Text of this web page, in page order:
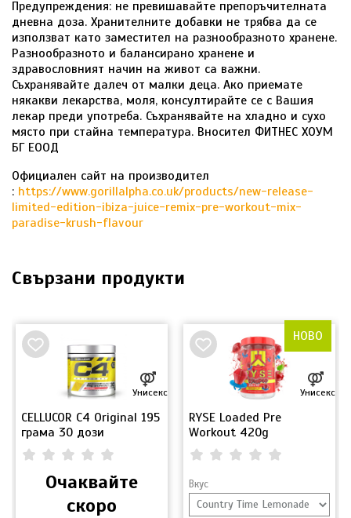
Предупреждения: не превишавайте препоръчителната
дневна доза. Хранителните добавки не трябва да се
използват като заместител на разнообразното хранене.
Разнообразното и балансирано хранене и
здравословният начин на живот са важни.
Съхранявайте далеч от малки деца. Ако приемате
някакви лекарства, моля, консултирайте се с Вашия
лекар преди употреба. Съхранявайте на хладно и сухо
място при стайна температура. Вносител ФИТНЕС ХОУМ
БГ ЕООД
Официален сайт на производител
: https://www.gorillalpha.co.uk/products/new-release-
limited-edition-ibiza-juice-remix-pre-workout-mix-
paradise-krush-flavour
Свързани продукти
CELLUCOR C4 Original 195
грама 30 дози
Унисекс
0.00(
Очаквайте
скоро
НОВО
RYSE Loaded Pre
Workout 420g
Унисекс
Вкус